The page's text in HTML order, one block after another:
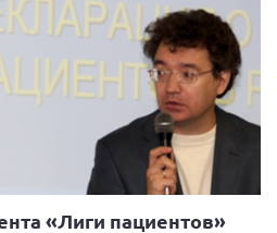
«Лиги пациентов»